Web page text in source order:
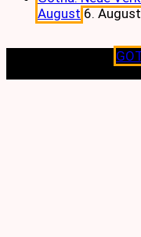
August 6.
Lokalen verpflichtet.